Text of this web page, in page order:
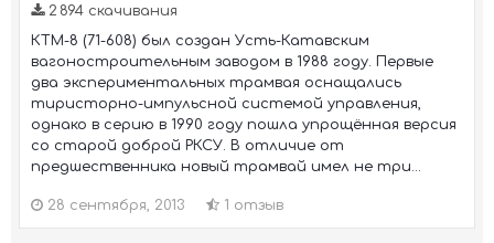
2 894 скачивания
КТМ-8 (71-608) был создан Усть-Катавским
вагоностроительным заводом в 1988 году. Первые
два экспериментальных трамвая оснащались
тиристорно-импульсной системой управления,
однако в серию в 1990 году пошла упрощённая версия
со старой доброй РКСУ. В отличие от
предшественника новый трамвай имел не три...
28 сентября, 2013 1 отзыв